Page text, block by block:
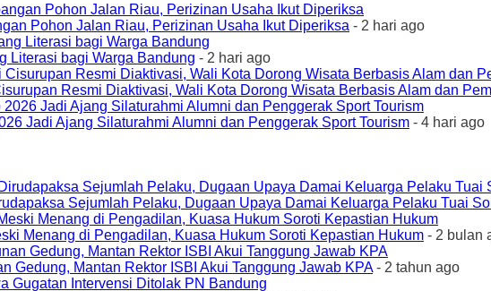
Pohon Jalan Riau, Perizinan Usaha Ikut Diperiksa - 2 hari ago
Literasi bagi Warga Bandung - 2 hari ago
Resmi Diaktivasi, Wali Kota Dorong Wisata Berbasis Alam dan
Jadi Ajang Silaturahmi Alumni dan Penggerak Sport Tourism - 4 hari ago
Sejumlah Pelaku, Dugaan Upaya Damai Keluarga Pelaku Tuai
Menang di Pengadilan, Kuasa Hukum Soroti Kepastian Hukum - 2 bulan
Gedung, Mantan Rektor ISBI Akui Tanggung Jawab KPA- 2 tahun ago